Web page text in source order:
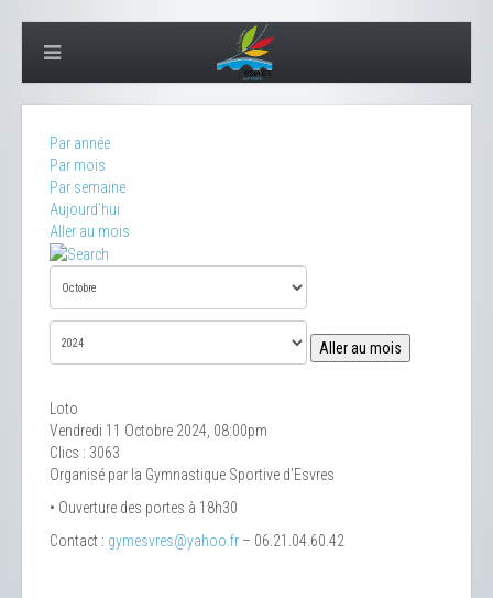
Par année
Par mois
Par semaine
Aujourd'hui
Aller au mois
Aller au mois
Loto
Vendredi 11 Octobre 2024, 08:00pm
Clics : 3063
Organisé par la Gymnastique Sportive d’Esvres
• Ouverture des portes à 18h30
Contact : gymesvres@yahoo.fr – 06.21.04.60.42